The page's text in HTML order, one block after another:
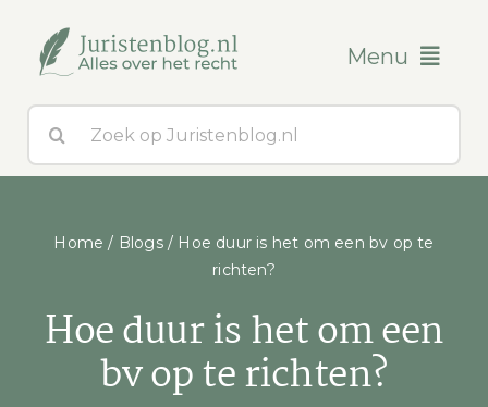
inhoud
Menu
Blogs
naar:
Home / Blogs/ Hoe duur is het om een bv op te
richten?
Hoe duur is het om een
bv op te richten?